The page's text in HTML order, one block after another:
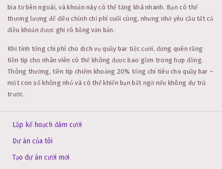
bia từ bên ngoài, và khoản này có thể tăng khá nhanh. Bạn có thể
thương lượng để điều chỉnh chi phí cuối cùng, nhưng nhớ yêu cầu tất cả
điều khoản được ghi rõ bằng văn bản.
Khi tính tổng chi phí cho dịch vụ quầy bar tiệc cưới, đừng quên rằng
tiền tip cho nhân viên có thể không được bao gồm trong hợp đồng.
Thông thường, tiền tip chiếm khoảng 20% tổng chi tiêu cho quầy bar –
một con số không nhỏ và có thể khiến bạn bất ngờ nếu không dự trù
trước.
Lập kế hoạch đám cưới
Dự án của tôi
Tạo dự án cưới mới